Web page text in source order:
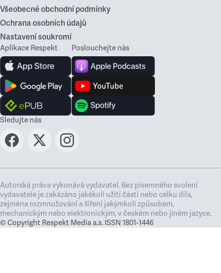
Všeobecné obchodní podmínky
Ochrana osobních údajů
Nastavení soukromí
Aplikace Respekt Poslouchejte nás
Sledujte nás
Autorská práva vykonává vydavatel. Bez písemného svolení
vydavatele je zakázáno jakékoli užití částí nebo celku díla,
zejména rozmnožování a šíření jakýmkoli způsobem,
mechanickým nebo elektronickým, v českém nebo jiném jazyce.
© Copyright Respekt Media a.s. ISSN 1801-1446